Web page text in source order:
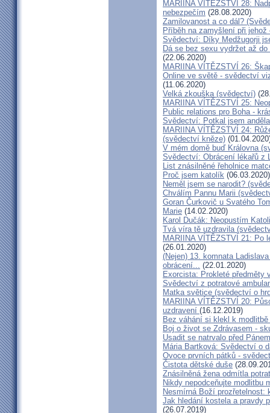
MARIINA VÍTĚZSTVÍ 28:
nebezpečím (28.08.2020)
Zamilovanost a co dál?
Příběh na zamyšlení při
Svědectví: Díky Medžugorji
Dá se bez sexu vydržet až
(22.06.2020)
MARIINA VÍTĚZSTVÍ 26:
Online ve světě - svědectví
(11.06.2020)
Velká zkouška (svědectví)
MARIINA VÍTĚZSTVÍ 25:
Public relations pro Boha -
Svědectví: Potkal jsem anděla
MARIINA VÍTĚZSTVÍ 24:
(svědectví kněze)
V mém domě buď Královna
Svědectví: Obrácení lékařů z
List znásilněné řeholnice
Proč jsem katolík (06.03.2020)
Neměl jsem se narodit?
Chválím Pannu Marii
Goran Čurkovič u Svatého
Marie (14.02.2020)
Karol Dučák: Neopustím
Tvá víra tě uzdravila
MARIINA VÍTĚZSTVÍ 21: Po
(26.01.2020)
(Nejen) 13. komnata
obrácení... (22.01.2020)
Exorcista: Prokleté předměty
Svědectví z potratové
Matka světice (svědectví o
MARIINA VÍTĚZSTVÍ 20:
uzdravení (16.12.2019)
Bez váhání si klekl k
Boj o život se Zdrávasem -
Usadit se natrvalo před Pánem
Mária Bartková: Svědectví o
Ovoce prvních pátků -
Čistota dětské duše
Znásilněná žena odmítla
Nikdy nepodceňujte modlitbu
Nesmírná Boží
Jak hledání kostela a pravdy
(26.07.2019)